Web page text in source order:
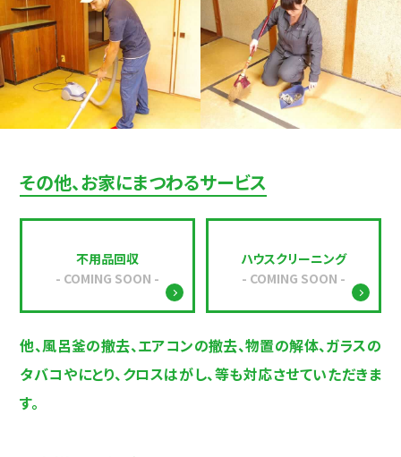
その他、お家にまつわるサービス
不用品回収 ハウスクリーニング
他、風呂釜の撤去、エアコンの撤去、物置の解体、ガラスの
タバコやにとり、クロスはがし、等も対応させていただきま
す。